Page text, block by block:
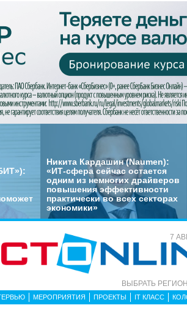
Никита Кардашин (Naumen):
«ИТ-сфера сейчас остается
одним из немногих драйверов
повышения эффективности
практически во всех секторах
экономики»
7
ВЫБРАТЬ РЕГИОН
МЕРОПРИЯТИЯ ПРОЕКТЫ IT КЛАСС